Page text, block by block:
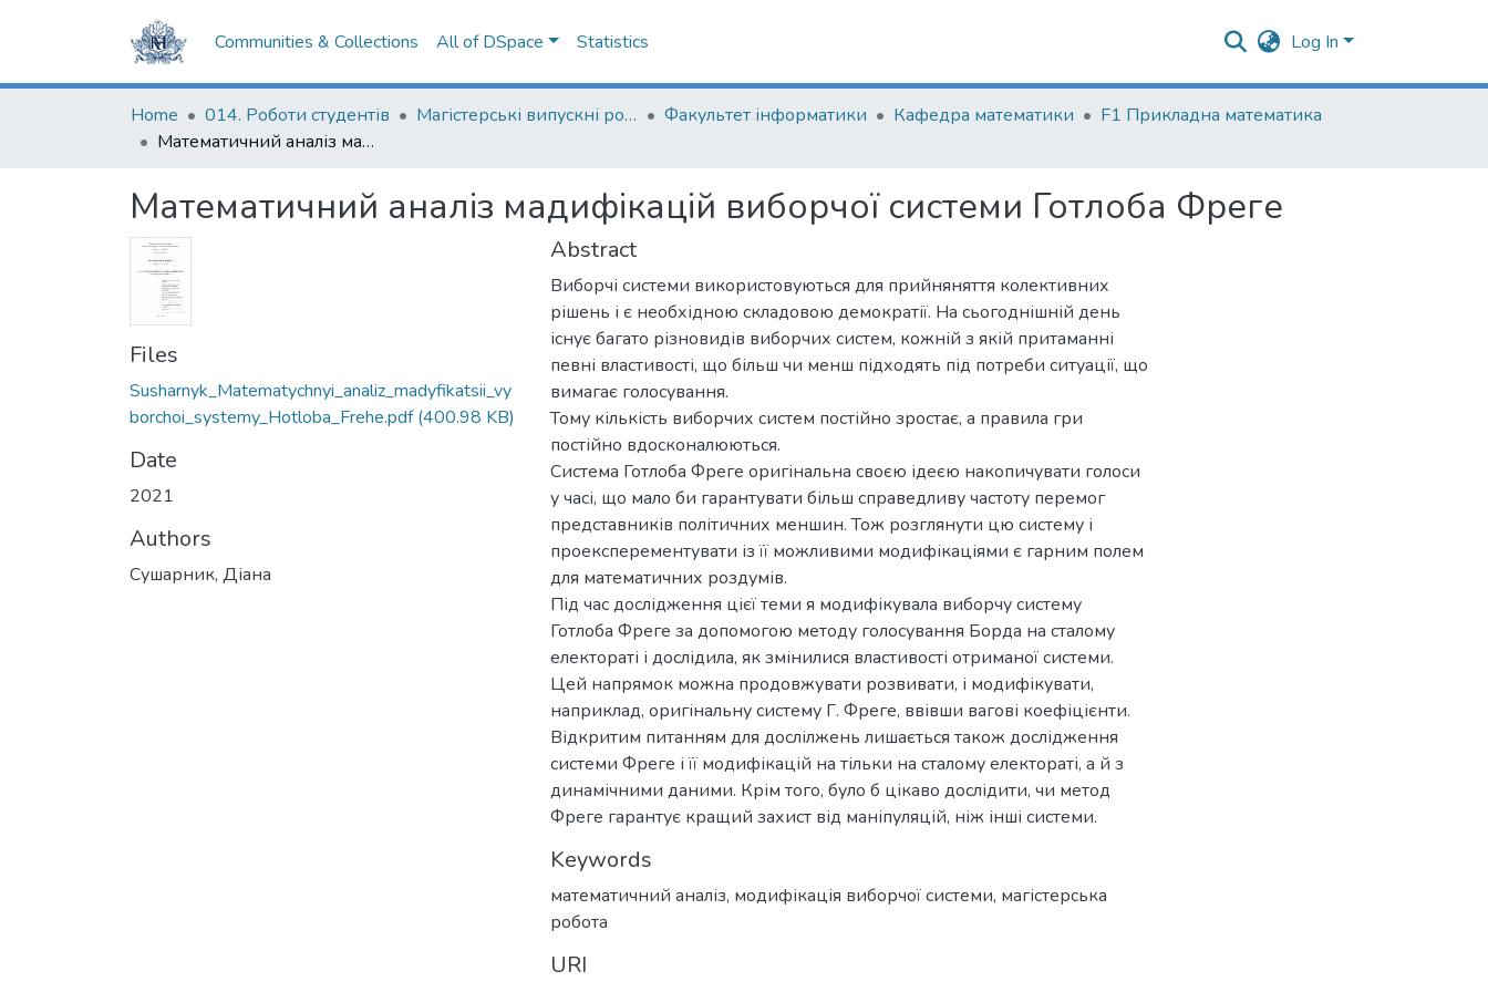
Communities & Collections All of DSpace Statistics Log In
Home 014. Роботи студентів Магістерські випускні роботи Факультет інформатики Кафедра математики
F1 Прикладна математика
Математичний аналіз мадифікацій виборчої системи Готлоба Фреге
Математичний аналіз мадифікацій виборчої системи Готлоба Фреге
Files
Susharnyk_Matematychnyi_analiz_madyfikatsii_vy
borchoi_systemy_Hotloba_Frehe.pdf(400.98 KB)
Date
2021
Authors
Сушарник, Діана
Abstract
Виборчі системи використовуються для прийняняття колективних
рішень і є необхідною складовою демократії. На сьогоднішній день
існує багато різновидів виборчих систем, кожній з якій притаманні
певні властивості, що більш чи менш підходять під потреби ситуації, що
вимагає голосування.
Тому кількість виборчих систем постійно зростає, а правила гри
постійно вдосконалюються.
Система Готлоба Фреге оригінальна своєю ідеєю накопичувати голоси
у часі, що мало би гарантувати більш справедливу частоту перемог
представників політичних меншин. Тож розглянути цю систему і
проексперементувати із її можливими модифікаціями є гарним полем
для математичних роздумів.
Під час дослідження цієї теми я модифікувала виборчу систему
Готлоба Фреге за допомогою методу голосування Борда на сталому
електораті і дослідила, як змінилися властивості отриманої системи.
Цей напрямок можна продовжувати розвивати, і модифікувати,
наприклад, оригінальну систему Г. Фреге, ввівши вагові коефіцієнти.
Відкритим питанням для дослілжень лишається також дослідження
системи Фреге і її модифікацій на тільки на сталому електораті, а й з
динамічними даними. Крім того, було б цікаво дослідити, чи метод
Фреге гарантує кращий захист від маніпуляцій, ніж інші системи.
Keywords
математичний аналіз, модифікація виборчої системи, магістерська
робота
URI